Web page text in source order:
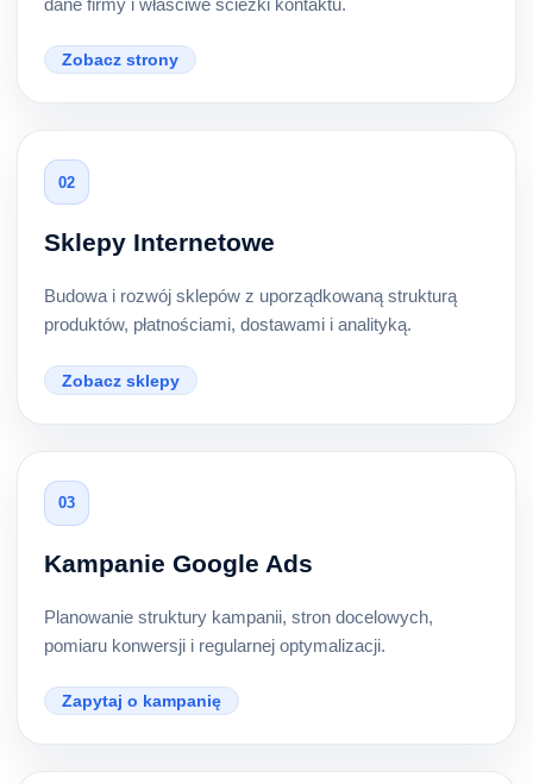
dane firmy i właściwe ścieżki kontaktu.
Zobacz strony
02
Sklepy Internetowe
Budowa i rozwój sklepów z uporządkowaną strukturą
produktów, płatnościami, dostawami i analityką.
Zobacz sklepy
03
Kampanie Google Ads
Planowanie struktury kampanii, stron docelowych,
pomiaru konwersji i regularnej optymalizacji.
Zapytaj o kampanię